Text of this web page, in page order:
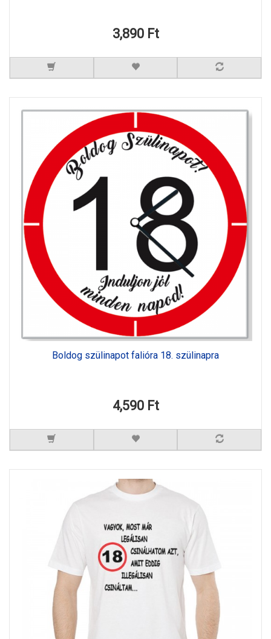
3,890 Ft
Boldog szülinapot falióra 18. szülinapra
4,590 Ft